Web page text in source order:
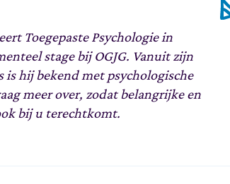
Toegepaste Psychologie in
stage bij OGJG. Vanuit zijn
is hij bekend met psychologische
meer over, zodat belangrijke en
bij u terechtkomt.